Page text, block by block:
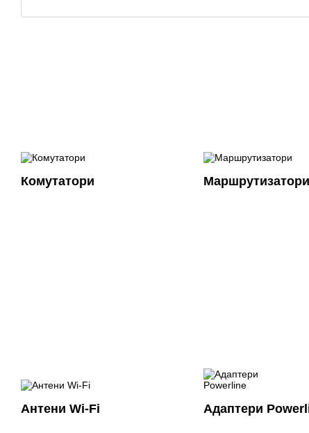
Комутатори Маршрутизатори
Антени Wi-Fi Адаптери